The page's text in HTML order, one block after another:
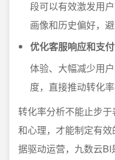
段可以有效激发用
画像和历史偏好，避
优化客服响应和支
体验、大幅减少用
度，直接推动转化率
转化率分析不能止步
和心理，才能制定有
据驱动运营，九数云